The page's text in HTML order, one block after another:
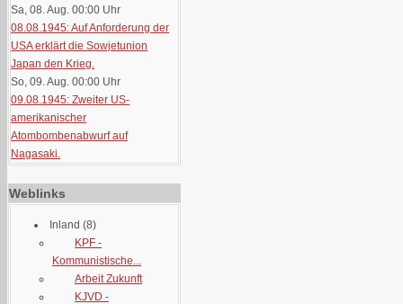
Sa, 08. Aug. 00:00 Uhr
08.08.1945: Auf Anforderung der
USA erklärt die Sowjetunion
Japan den Krieg.
So, 09. Aug. 00:00 Uhr
09.08.1945: Zweiter US-
amerikanischer
Atombombenabwurf auf
Nagasaki.
Weblinks
Inland (8)
KPF -
Kommunistische...
Arbeit Zukunft
KJVD -